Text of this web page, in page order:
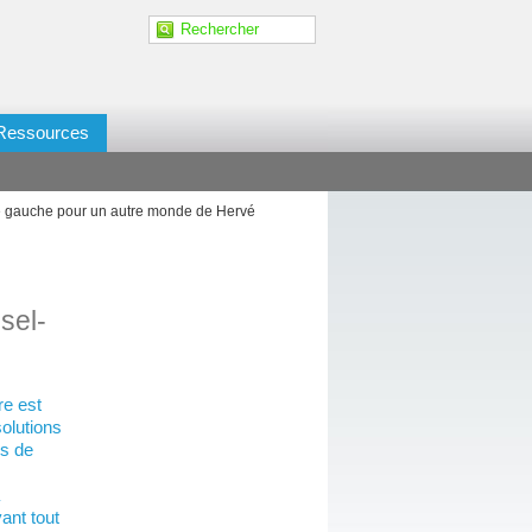
pour un autre monde de Hervé
est
de
tout